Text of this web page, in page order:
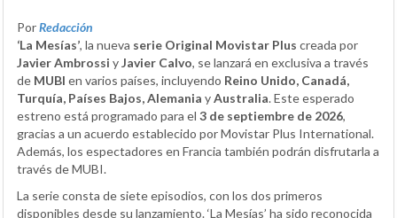
PorRedacción
‘La Mesías’, la nueva serie Original Movistar Plus creada por
Javier Ambrossi yJavier Calvo, se lanzará en exclusiva a través
de MUBI en varios países, incluyendo Reino Unido, Canadá,
Turquía, Países Bajos, Alemania yAustralia. Este esperado
estreno está programado para el 3 de septiembre de 2026,
gracias a un acuerdo establecido por Movistar Plus International.
Además, los espectadores en Francia también podrán disfrutarla a
través de MUBI.
La serie consta de siete episodios, con los dos primeros
disponibles desde su lanzamiento. ‘La Mesías’ ha sido reconocida